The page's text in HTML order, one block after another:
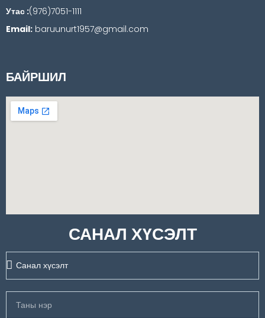
Утас :(976)7051-1111
Email: baruunurt1957@gmail.com
БАЙРШИЛ
САНАЛ ХҮСЭЛТ